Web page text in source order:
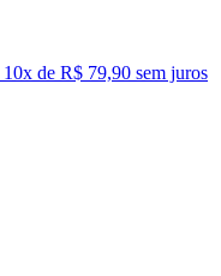
10x de R$ 79,90 sem juros